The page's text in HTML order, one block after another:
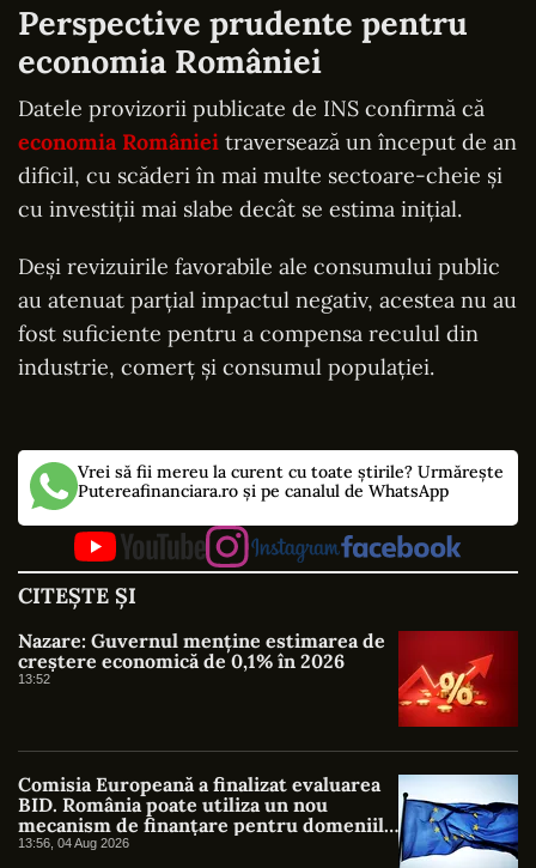
Perspective prudente pentru
economia României
Datele provizorii publicate de INS confirmă că
economia României traversează un început de an
dificil, cu scăderi în mai multe sectoare-cheie și
cu investiții mai slabe decât se estima inițial.
Deși revizuirile favorabile ale consumului public
au atenuat parțial impactul negativ, acestea nu au
fost suficiente pentru a compensa reculul din
industrie, comerț și consumul populației.
Vrei să fii mereu la curent cu toate știrile? Urmărește
Putereafinanciara.ro și pe canalul de WhatsApp
CITEȘTE ȘI
Nazare: Guvernul menține estimarea de
creștere economică de 0,1% în 2026
13:52
Comisia Europeană a finalizat evaluarea
BID. România poate utiliza un nou
mecanism de finanțare pentru domeniile
strategice
13:56, 04 Aug 2026